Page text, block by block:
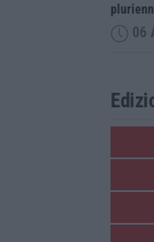
06